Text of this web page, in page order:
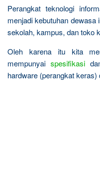
Perangkat teknologi
menjadi kebutuhan dewasa
sekolah, kampus, dan toko
Oleh karena itu kita
mempunyai spesifikasi
hardware (perangkat